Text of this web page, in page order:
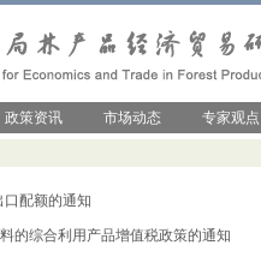
政策资讯 市场动态 专家观点
配额的通知
的综合利用产品增值税政策的通知